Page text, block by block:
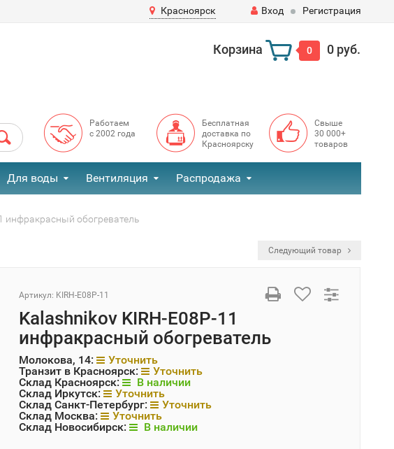
Красноярск Вход Регистрация
Корзина 0 0 руб.
Работаем
с 2002 года
Бесплатная
доставка по
Красноярску
Свыше
30 000+
товаров
Для воды Вентиляция Распродажа
инфракрасный обогреватель
Следующий товар
Артикул: KIRH-E08P-11
Kalashnikov KIRH-E08P-11
инфракрасный обогреватель
Молокова, 14:
Уточнить
Транзит в Красноярск:
Уточнить
Склад Красноярск:
В наличии
Склад Иркутск:
Уточнить
Склад Санкт-Петербург:
Уточнить
Склад Москва:
Уточнить
Склад Новосибирск:
В наличии